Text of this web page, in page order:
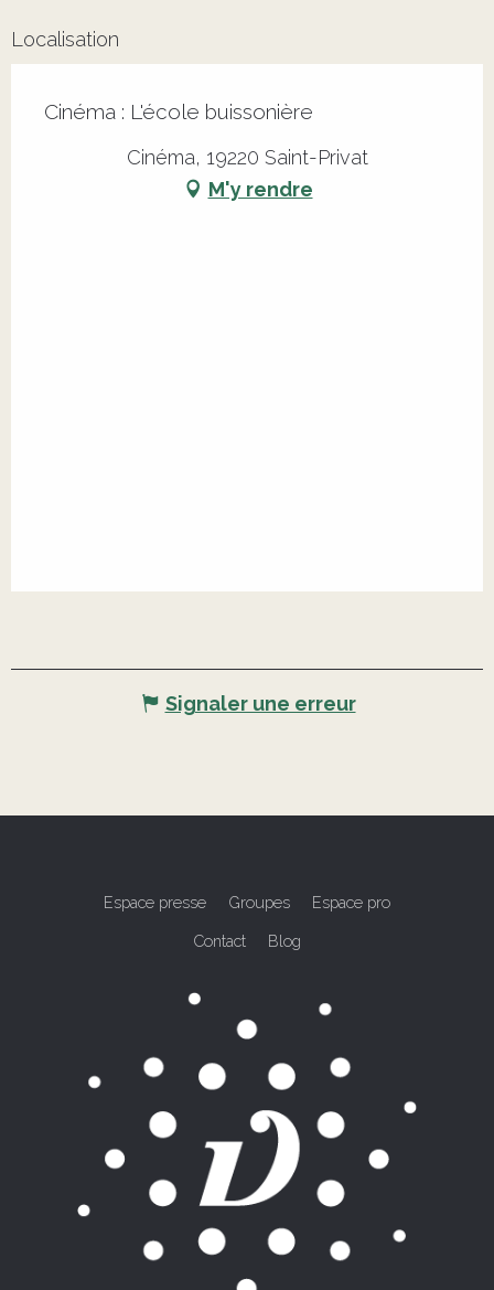
Localisation
Cinéma : L'école buissonière
Cinéma, 19220 Saint-Privat
M'y rendre
Signaler une erreur
Espace presse Groupes Espace pro
Contact Blog